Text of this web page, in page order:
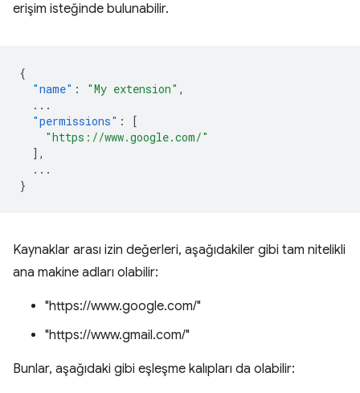
erişim isteğinde bulunabilir.
{
"name" : "My extension" ,
...
"permissions" :
[
"https://www.google.com/"
],
...
}
Kaynaklar arası izin değerleri, aşağıdakiler gibi tam nitelikli
ana makine adları olabilir:
"https://www.google.com/"
"https://www.gmail.com/"
Bunlar, aşağıdaki gibi eşleşme kalıpları da olabilir: